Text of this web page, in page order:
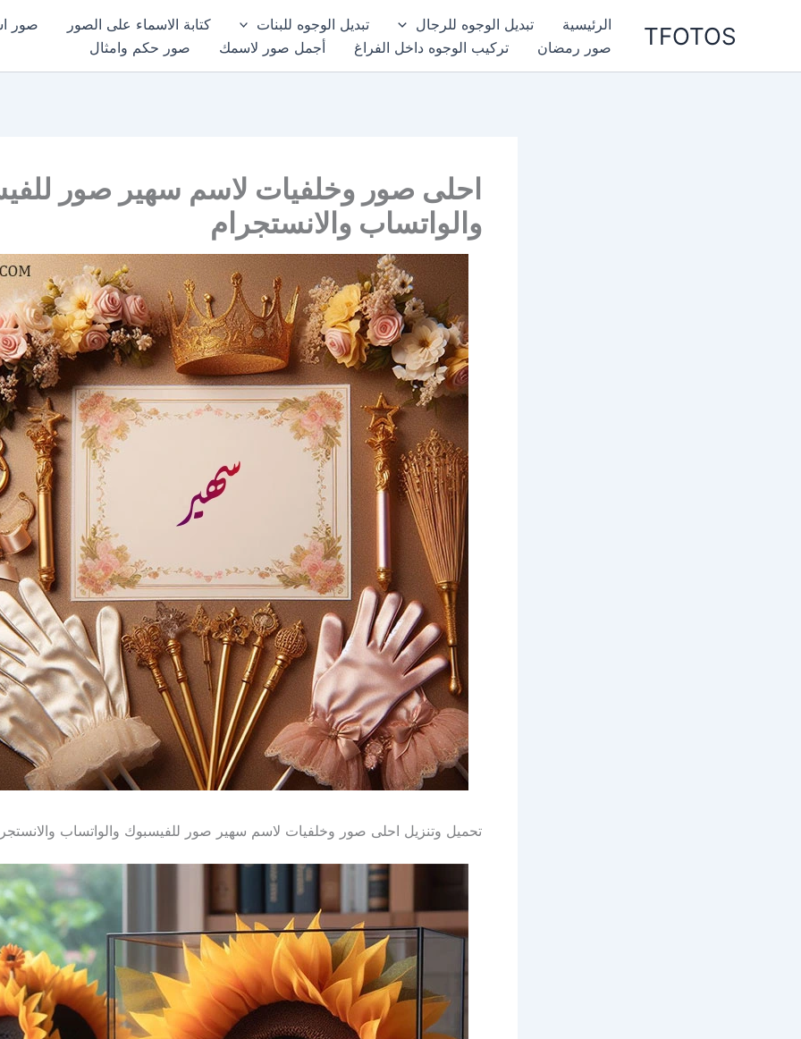
TFOTOS الرئيسية تبديل الوجوه للرجال تبديل الوجوه للبنات كتابة الاسماء على الصور
صور
صور رمضان
تركيب الوجوه داخل الفراغ أجمل صور لاسمك صور حكم وامثال
احلى صور وخلفيات لاسم سهير صور
والواتساب والانستجرام
تحميل وتنزيل احلى صور وخلفيات لاسم سهير صور للفيسبوك والواتساب